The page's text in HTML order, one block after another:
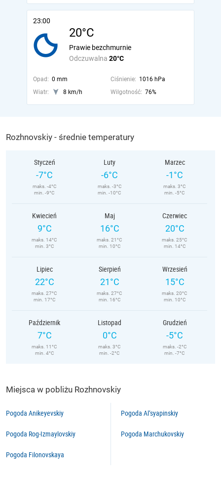
23:00
20°C
Odczuwalna 20°C
Prawie bezchmurnie
Opad: 0 mm Ciśnienie: 1016 hPa
Wiatr:
8 km/h Wilgotność: 76%
Rozhnovskiy - średnie temperatury
Styczeń
-7°C
maks. -4°C
min. -9°C
Luty
-6°C
maks. -3°C
min. -10°C
Marzec
-1°C
maks. 3°C
min. -5°C
Kwiecień
9°C
maks. 14°C
min. 3°C
Maj
16°C
maks. 21°C
min. 10°C
Czerwiec
20°C
maks. 25°C
min. 14°C
Lipiec
22°C
maks. 27°C
min. 17°C
Sierpień
21°C
maks. 27°C
min. 16°C
Wrzesień
15°C
maks. 20°C
min. 10°C
Październik
7°C
maks. 11°C
min. 4°C
Listopad
0°C
maks. 3°C
min. -2°C
Grudzień
-5°C
maks. -2°C
min. -7°C
Miejsca w pobliżu Rozhnovskiy
Pogoda Anikeyevskiy
Pogoda Rog-Izmaylovskiy
Pogoda Filonovskaya
Pogoda Al’syapinskiy
Pogoda Marchukovskiy